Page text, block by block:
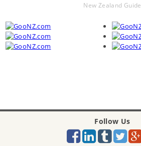
New Zealand Guide
Follow Us